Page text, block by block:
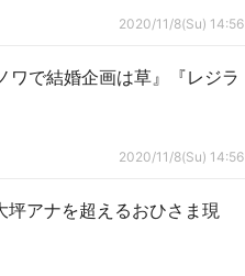
2020/11/8(Su) 14:56
ワで結婚企画は草』『レジラ
2020/11/8(Su) 14:56
坪アナを超えるおひさま現